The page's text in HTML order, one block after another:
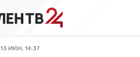
13 ИЮН, 14:37